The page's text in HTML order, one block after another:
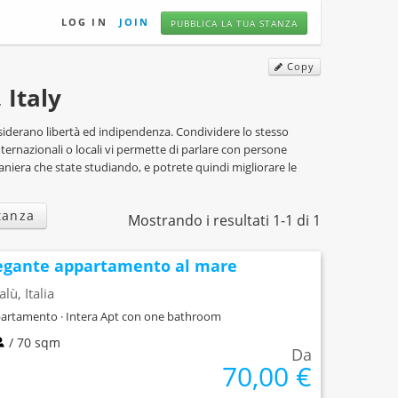
LOG IN JOIN PUBBLICA LA TUA STANZA
Copy
Italy
libertà ed indipendenza. Condividere lo stesso
o locali vi permette di parlare con persone
che state studiando, e potrete quindi migliorare le
Mostrando i resultati 1-1 di 1
appartamento al mare
Italia
· Intera Apt con one bathroom
/ 70 sqm
Da
70,00 €